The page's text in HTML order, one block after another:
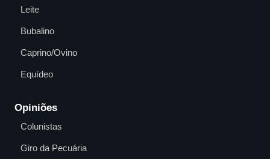
Leite
Bubalino
Caprino/Ovino
Equídeo
Opiniões
Colunistas
Giro da Pecuária